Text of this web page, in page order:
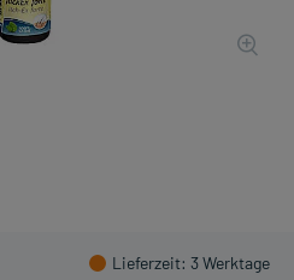
Lieferzeit: 3 Werktage